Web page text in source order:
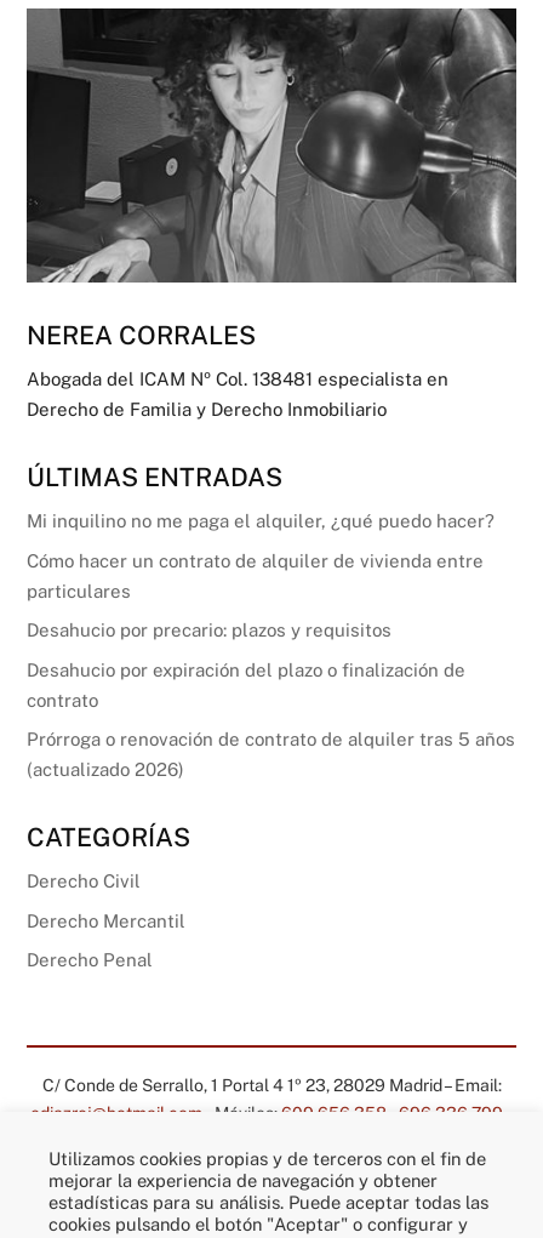
NEREA CORRALES
Abogada del ICAM Nº Col. 138481 especialista en
Derecho de Familia y Derecho Inmobiliario
ÚLTIMAS ENTRADAS
Mi inquilino no me paga el alquiler, ¿qué puedo hacer?
Cómo hacer un contrato de alquiler de vivienda entre
particulares
Desahucio por precario: plazos y requisitos
Desahucio por expiración del plazo o finalización de
contrato
Prórroga o renovación de contrato de alquiler tras 5 años
(actualizado 2026)
CATEGORÍAS
Derecho Civil
Derecho Mercantil
Derecho Penal
C/ Conde de Serrallo, 1 Portal 4 1º 23, 28029 Madrid – Email:
ediazroj@hotmail.com – Móviles:609 656 358 696 336 799
Fotos:S. Cannas–Prácticas Jurídicas–Aviso legal–Política de
privacidad–Política de cookies–Prensa escrita
Utilizamos cookies propias y de terceros con el fin de
mejorar la experiencia de navegación y obtener
estadísticas para su análisis. Puede aceptar todas las
cookies pulsando el botón "Aceptar" o configurar y